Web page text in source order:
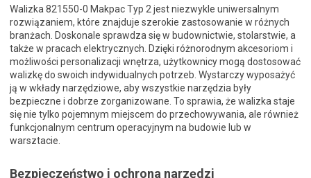
Walizka 821550-0 Makpac Typ 2 jest niezwykle uniwersalnym
rozwiązaniem, które znajduje szerokie zastosowanie w różnych
branżach. Doskonale sprawdza się w budownictwie, stolarstwie, a
także w pracach elektrycznych. Dzięki różnorodnym akcesoriom i
możliwości personalizacji wnętrza, użytkownicy mogą dostosować
walizkę do swoich indywidualnych potrzeb. Wystarczy wyposażyć
ją w wkłady narzędziowe, aby wszystkie narzędzia były
bezpieczne i dobrze zorganizowane. To sprawia, że walizka staje
się nie tylko pojemnym miejscem do przechowywania, ale również
funkcjonalnym centrum operacyjnym na budowie lub w
warsztacie.
Bezpieczeństwo i ochrona narzędzi